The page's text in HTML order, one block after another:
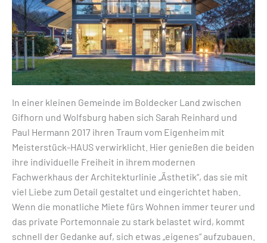
In einer kleinen Gemeinde im Boldecker Land zwischen
Gifhorn und Wolfsburg haben sich Sarah Reinhard und
Paul Hermann 2017 ihren Traum vom Eigenheim mit
Meisterstück-HAUS verwirklicht. Hier genießen die beiden
ihre individuelle Freiheit in ihrem modernen
Fachwerkhaus der Architekturlinie „Ästhetik“, das sie mit
viel Liebe zum Detail gestaltet und eingerichtet haben.
Wenn die monatliche Miete fürs Wohnen immer teurer und
das private Portemonnaie zu stark belastet wird, kommt
schnell der Gedanke auf, sich etwas „eigenes“ aufzubauen.